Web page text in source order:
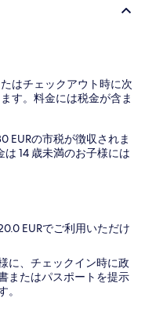
はチェックアウト時に次
す。料金には税金が含ま
EURの市税が徴収されま
14 歳未満のお子様には
EURでご利用いただけ
に、チェックイン時に政
またはパスポートを提示